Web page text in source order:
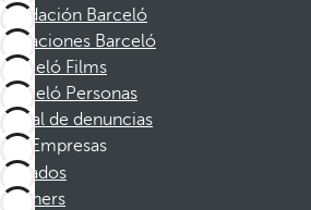
Fundación Barceló
Vacaciones Barceló
Barceló Films
Barceló Personas
Canal de denuncias
Empresas
Afiliados
Partners